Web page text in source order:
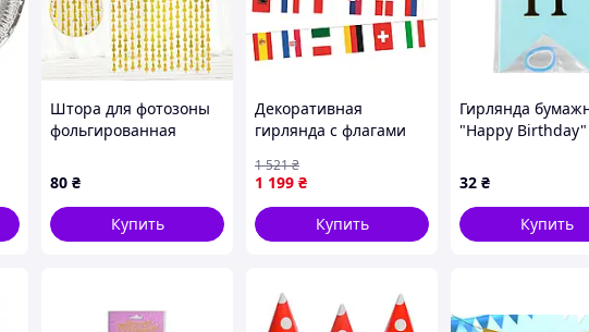
Штора для фотозоны
фольгированная
золото "Писюнчики"
80 ₴
Купить
Декоративная
гирлянда с флагами
8 м Гирляндафлажки
Гирляндафлаги
Гирлянда из Toyvoo
Декоративна гірлянда
1 199 ₴
1 521₴
Купить
Гирлянда
"Happy Birthday"
32 ₴
Купить